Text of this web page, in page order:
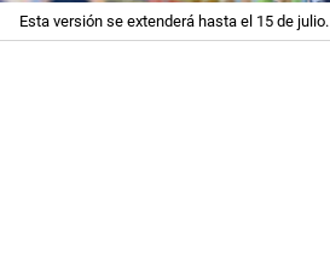
Esta versión se extenderá hasta el 15 de julio.